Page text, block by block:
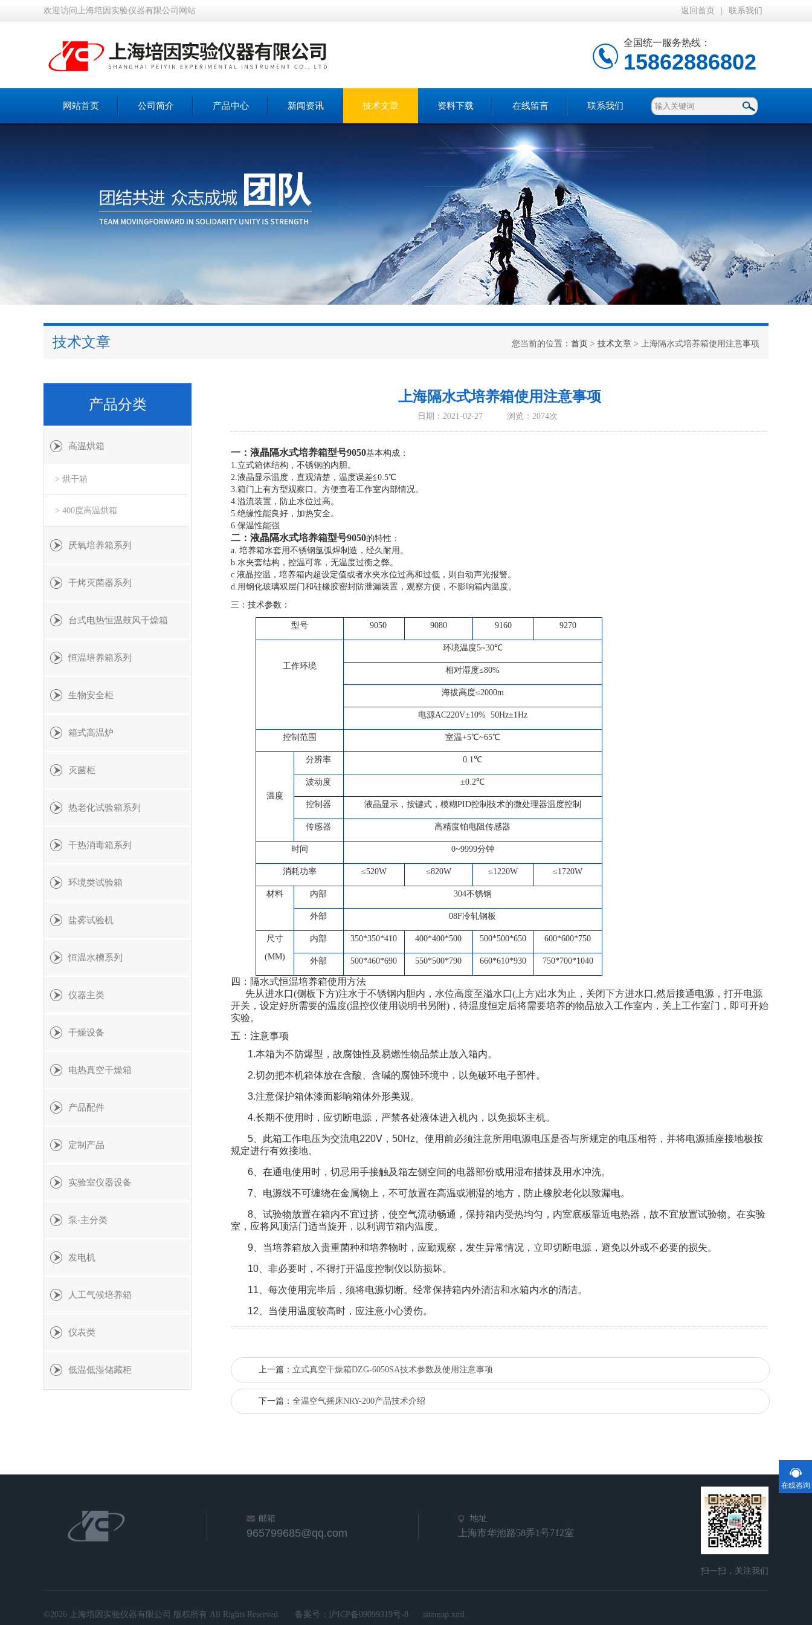
欢迎访问上海培因实验仪器有限公司网站 返回首页 联系我们
全国统一服务热线：
15862886802
网站首页 公司简介 产品中心 新闻资讯 技术文章 资料下载 在线留言 联系我们
技术文章 您当前的位置： 首页 > 技术文章 > 上海隔水式培养箱使用注意事项
上海隔水式培养箱使用注意事项
日期：2021-02-27 浏览：2074次
一： 液晶隔水式培养箱型号9050基本构成：
1.立式箱体结构，不锈钢的内胆。
2.液晶显示温度，直观清楚，温度误差≦0.5℃
3.箱门上有方型观察口。方便查看工作室内部情况。
4.溢流装置，防止水位过高。
5.绝缘性能良好，加热安全。
6.保温性能强
二： 液晶隔水式培养箱型号9050的特性：
a. 培养箱水套用不锈钢氩弧焊制造，经久耐用。
b.水夹套结构，控温可靠，无温度过衡之弊。
c.液晶控温，培养箱内超设定值或者水夹水位过高和过低，则自动声光报警。
d.用钢化玻璃双层门和硅橡胶密封防泄漏装置，观察方便，不影响箱内温度。
三：技术参数：
型号 9050 9080 9160 9270
工作环境
环境温度5~30℃
相对湿度≤80%
海拔高度≤2000m
电源AC220V±10% 50Hz±1Hz
控制范围 室温+5℃~65℃
温度
分辨率 0.1℃
波动度 ±0.2℃
控制器 液晶显示，按键式，模糊PID控制技术的微处理器温度控制
传感器 高精度铂电阻传感器
时间 0~9999分钟
消耗功率 ≤520W ≤820W ≤1220W ≤1720W
材料 内部 304不锈钢
外部 08F冷轧钢板
尺寸
(MM)
内部 350*350*410 400*400*500 500*500*650 600*600*750
外部 500*460*690 550*500*790 660*610*930 750*700*1040
四：隔水式恒温培养箱使用方法
先从进水口(侧板下方)注水于不锈钢内胆内，水位高度至溢水口(上方)出水为止，关闭下方进水口,然后接通电源，打开电源
开关，设定好所需要的温度(温控仪使用说明书另附)，待温度恒定后将需要培养的物品放入工作室内，关上工作室门，即可开始
实验。
五：注意事项
1.本箱为不防爆型，故腐蚀性及易燃性物品禁止放入箱内。
2.切勿把本机箱体放在含酸、含碱的腐蚀环境中，以免破环电子部件。
3.注意保护箱体漆面影响箱体外形美观。
4.长期不使用时，应切断电源，严禁各处液体进入机内，以免损坏主机。
5、此箱工作电压为交流电220V，50Hz。使用前必须注意所用电源电压是否与所规定的电压相符，并将电源插座接地极按
规定进行有效接地。
6、在通电使用时，切忌用手接触及箱左侧空间的电器部份或用湿布揩抹及用水冲洗。
7、电源线不可缠绕在金属物上，不可放置在高温或潮湿的地方，防止橡胶老化以致漏电。
8、试验物放置在箱内不宜过挤，使空气流动畅通，保持箱内受热均匀，内室底板靠近电热器，故不宜放置试验物。在实验
室，应将风顶活门适当旋开，以利调节箱内温度。
9、当培养箱放入贵重菌种和培养物时，应勤观察，发生异常情况，立即切断电源，避免以外或不必要的损失。
10、非必要时，不得打开温度控制仪以防损坏。
11、每次使用完毕后，须将电源切断。经常保持箱内外清洁和水箱内水的清洁。
12、当使用温度较高时，应注意小心烫伤。
上一篇： 立式真空干燥箱DZG-6050SA技术参数及使用注意事项
下一篇： 全温空气摇床NRY-200产品技术介绍
产品分类
高温烘箱
> 烘干箱
> 400度高温烘箱
厌氧培养箱系列
干烤灭菌器系列
台式电热恒温鼓风干燥箱
恒温培养箱系列
生物安全柜
箱式高温炉
灭菌柜
热老化试验箱系列
干热消毒箱系列
环境类试验箱
盐雾试验机
恒温水槽系列
仪器主类
干燥设备
电热真空干燥箱
产品配件
定制产品
实验室仪器设备
泵-主分类
发电机
人工气候培养箱
仪表类
低温低湿储藏柜
邮箱
965799685@qq.com
地址
上海市华池路58弄1号712室
扫一扫，关注我们
©2026 上海培因实验仪器有限公司 版权所有 All Rights Reserved. 备案号： 沪ICP备09099319号-8 sitemap.xml
在线咨询